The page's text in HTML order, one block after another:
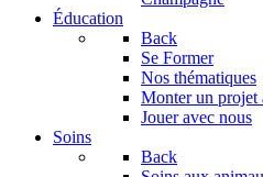
Éducation
Back
Se Former
Nos thématiques
Monter un projet
Jouer avec nous
Soins
Back